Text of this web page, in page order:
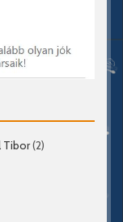
Tibor(2)